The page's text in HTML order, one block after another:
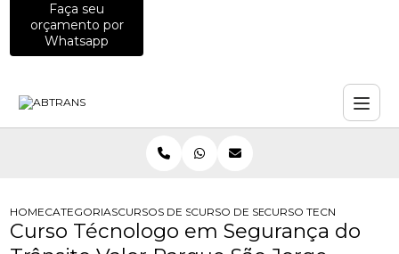
Faça seu
orçamento por
Whatsapp
HOMECATEGORIASCURSOS DE SEGURANCA NO TRANSITO
CURSO DE SEGURANCA NO
CURSO TECNOLOGO
Curso Técnologo em Segurança do